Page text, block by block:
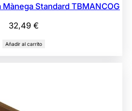
Standard TBMANCOG
32,49 €
Añadir al carrito